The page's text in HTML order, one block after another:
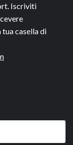
Iscriviti
casella di